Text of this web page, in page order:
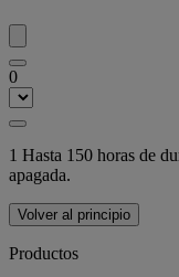
0
1 Hasta 150 horas de
apagada.
Volver al principio
Productos